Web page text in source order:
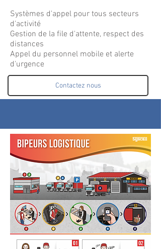
Systèmes d'appel pour tous secteurs
d'activité
Gestion de la file d'attente, respect des
distances
Appel du personnel mobile et alerte
d'urgence
Contactez nous